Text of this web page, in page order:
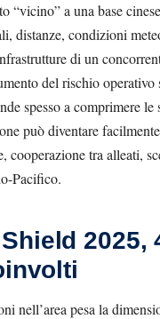
“vicino” a una base
distanze, condizioni
di un
del rischio
spesso a comprimere
può diventare
cooperazione tra alleati,
Pacifico.
2025,
nell’area pesa la